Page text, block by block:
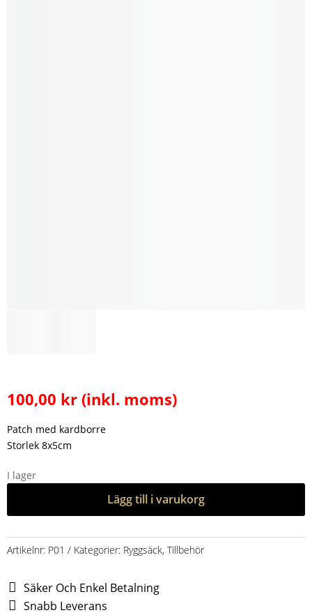
100,00 kr (inkl. moms)
Patch med kardborre
Storlek 8x5cm
I lager
Lägg till i varukorg
Artikelnr: P01 Kategorier: Ryggsäck, Tillbehör
Säker Och Enkel Betalning
Snabb Leverans